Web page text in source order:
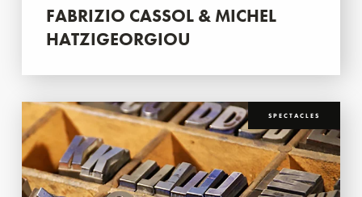
FABRIZIO CASSOL & MICHEL
HATZIGEORGIOU
SPECTACLES